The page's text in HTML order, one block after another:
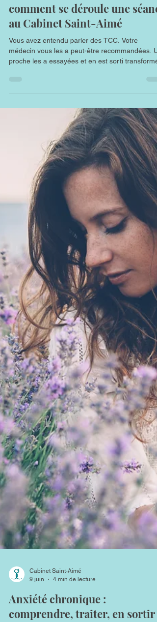
Cabinet Saint-Aimé
4 min de lecture
Thérapie TCC à Toulouse :
médecin vous les a peut-être recommandées.
proche les a essayées et en est sorti transformé.
Mais vous hésitez encore — parce que vous ne
savez pas vraiment à quoi vous attendre. Cette
page existe pour répondre à cette zone
d'incertitude. Voici, séance par séance, ce qui se
passe concrètement quand vous démarrez une
thérapie cognitivo-comportementale au Cabinet
Saint-Aimé, à Toulouse ou à L'Union. La TCC en
une phrase La thérapie...